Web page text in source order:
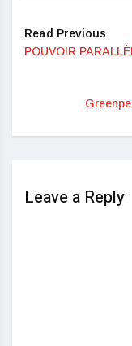
Read Previous
POUVOIR
Leave a Reply